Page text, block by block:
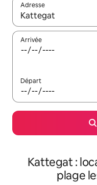
Adresse
Lorsque les résultats
Arrivée
Départ
Kattegat :
plage